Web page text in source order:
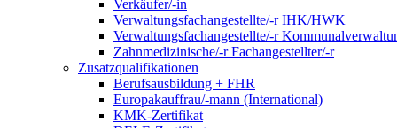
Verkäufer/-in
Verwaltungs­fach­angestellte/-r IHK/HWK
Verwaltungsfach­angestellte/-r
Zahnmedizinische/-r Fachangestellter/-r
Zusatzqualifikationen
Berufsausbildung + FHR
Europakauffrau/-mann (International)
KMK-Zertifikat